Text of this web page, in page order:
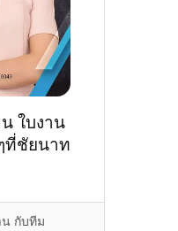
ใบงาน
ที่ชัยนาท
น กับทีม